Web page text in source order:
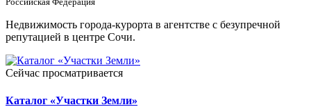
Недвижимость города-курорта в агентстве с безупречной
репутацией в центре Сочи.
Сейчас просматривается
Каталог «Участки Земли»